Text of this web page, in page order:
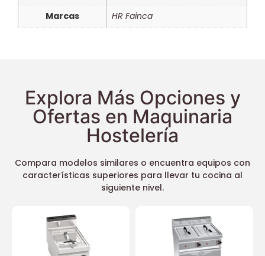
Marcas
HR Fainca
Explora Más Opciones y
Ofertas en Maquinaria
Hostelería
Compara modelos similares o encuentra equipos con
características superiores para llevar tu cocina al
siguiente nivel.